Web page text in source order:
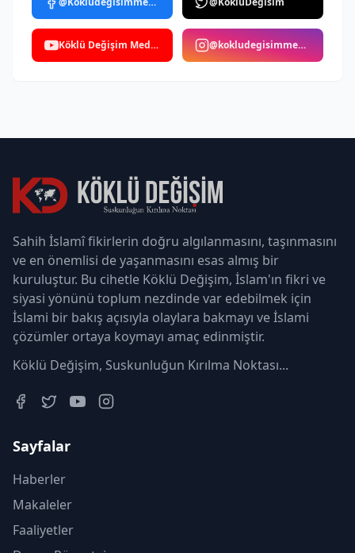
Köklü Değişim Medya @kokludegisimmedya
Sahih İslamî fikirlerin doğru algılanmasını, taşınmasını
ve en önemlisi de yaşanmasını esas almış bir
kuruluştur. Bu cihetle Köklü Değişim, İslam'ın fikri ve
siyasi yönünü toplum nezdinde var edebilmek için
İslami bir bakış açısıyla olaylara bakmayı ve İslami
çözümler ortaya koymayı amaç edinmiştir.
Köklü Değişim, Suskunluğun Kırılma Noktası...
Sayfalar
Haberler
Makaleler
Faaliyetler